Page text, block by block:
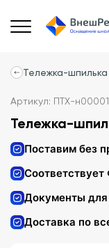
Тележка-
Артикул: ПТХ-
Тележка-
Поставим без
Документы для
Доставка по